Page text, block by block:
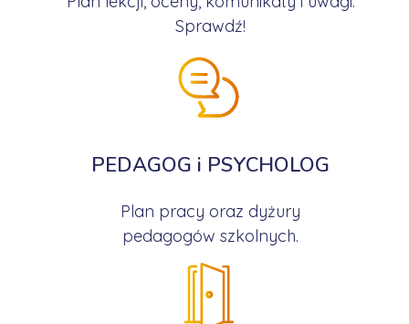
Sprawdź!
PEDAGOG i PSYCHOLOG
Plan pracy oraz dyżury
pedagogów szkolnych.